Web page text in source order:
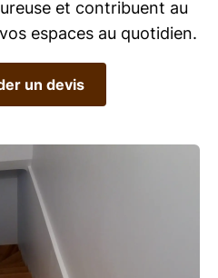
et contribuent au
espaces au quotidien.
un devis